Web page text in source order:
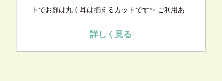
トでお顔は丸く耳は揃えるカットです✨ ご利用あ...
詳しく見る